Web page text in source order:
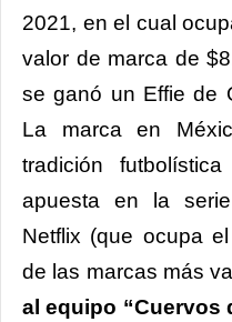
2021, en el cual
valor de marca de
se ganó un Effie de
La marca en
tradición
apuesta en la
Netflix (que ocupa
de las marcas más
al equipo “Cuervos